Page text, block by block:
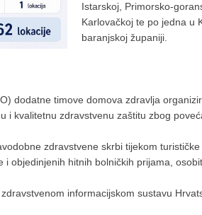
Istarskoj, Primorsko-
Karlovačkoj te po jedna u
baranjskoj županiji.
dodatne timove domova zdravlja
kvalitetnu zdravstvenu zaštitu zbog
zdravstvene skrbi tijekom
objedinjenih hitnih bolničkih prijama,
informacijskom sustavu